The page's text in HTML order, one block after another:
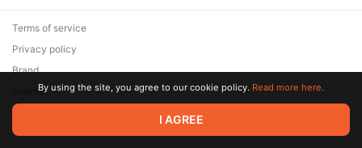
© 2026 Zaya Solutions Limited. All rights reserved. All trademarks
are the property of their respective owners.
Terms of service
Privacy policy
Brand
SupportBy using the site, you agree to our cookie policy. Read more here.
I AGREE